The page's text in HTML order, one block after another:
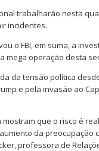
trabalharão nesta
incidentes.
o FBI, em suma, a
mega operação desta
da tensão política
e pela invasão ao
que o risco é
da preocupação
professora de